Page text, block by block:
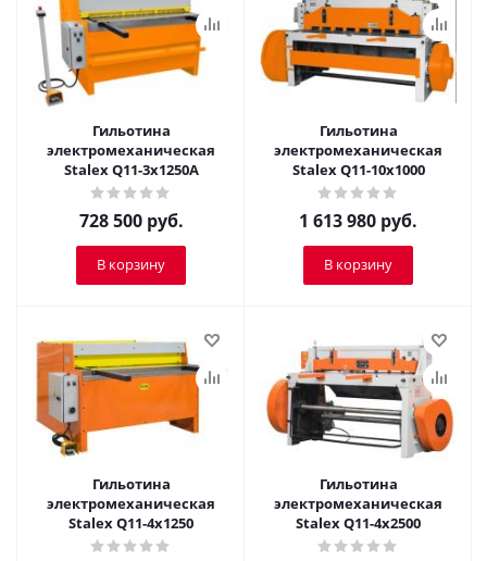
Гильотина
электромеханическая
Stalex Q11-3x1250A
728 500руб.
В корзину
Гильотина
электромеханическая
Stalex Q11-10x1000
1 613 980 руб.
В корзину
Гильотина
электромеханическая
Stalex Q11-4x1250
Гильотина
электромеханическая
Stalex Q11-4x2500